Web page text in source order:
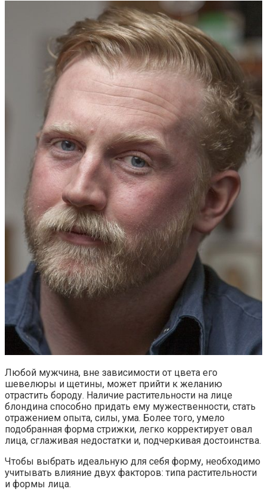
Любой мужчина, вне зависимости от цвета его
шевелюры и щетины, может прийти к желанию
отрастить бороду. Наличие растительности на лице
блондина способно придать ему мужественности, стать
отражением опыта, силы, ума. Более того, умело
подобранная форма стрижки, легко корректирует овал
лица, сглаживая недостатки и, подчеркивая достоинства.
Чтобы выбрать идеальную для себя форму, необходимо
учитывать влияние двух факторов: типа растительности
и формы лица.